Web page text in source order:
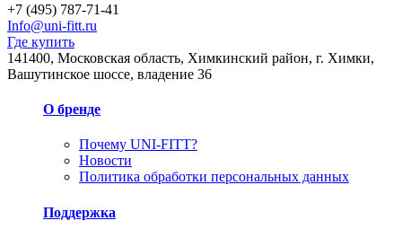
+7 (495) 787-71-41
Info@uni-fitt.ru
Где купить
141400, Московская область, Химкинский район, г. Химки,
Вашутинское шоссе, владение 36
О бренде
Почему UNI-FITT?
Новости
Политика обработки персональных данных
Поддержка